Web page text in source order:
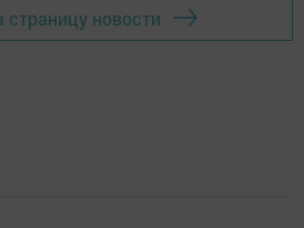
страницу новости